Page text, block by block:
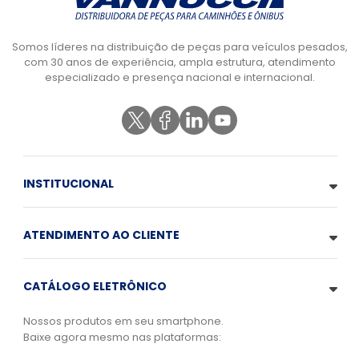
Somos líderes na distribuição de peças para veículos pesados,
com 30 anos de experiência, ampla estrutura, atendimento
especializado e presença nacional e internacional.
INSTITUCIONAL
ATENDIMENTO AO CLIENTE
CATÁLOGO ELETRÔNICO
Nossos produtos em seu smartphone.
Baixe agora mesmo nas plataformas: